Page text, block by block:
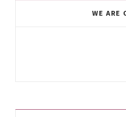
WE ARE